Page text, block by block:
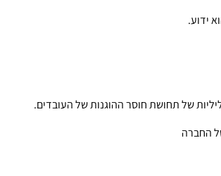
ידוע.
של תחושת חוסר ההוגנות של העובדים.
החברה